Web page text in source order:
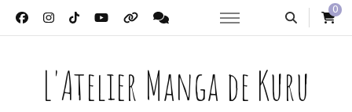
0
L'Atelier Manga de Kuru